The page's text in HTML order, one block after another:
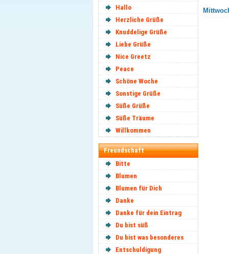
Hallo
Herzliche Grüße
Knuddelige Grüße
Liebe Grüße
Nice Greetz
Peace
Schöne Woche
Sonstige Grüße
Süße Grüße
Süße Träume
Willkommen
Freundschaft
Bitte
Blumen
Blumen für Dich
Danke
Danke für dein Eintrag
Du bist süß
Du bist was besonderes
Entschuldigung